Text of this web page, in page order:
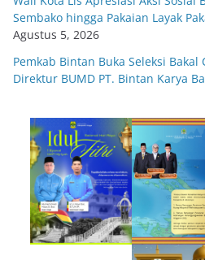
Sembako hingga Pakaian Layak
Agustus 5, 2026
Pemkab Bintan Buka Seleksi
Direktur BUMD PT. Bintan Karya